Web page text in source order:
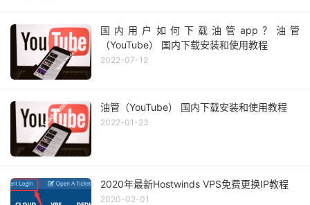
国内用户如何下载油管app？油管
（YouTube） 国内下载安装和使用教程
2022-07-12
油管（YouTube） 国内下载安装和使用教程
2022-01-23
2020年最新Hostwinds VPS免费更换IP教程
2020-02-01